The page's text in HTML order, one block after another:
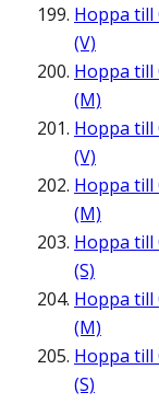
Hoppa till
(V)
Hoppa till
(M)
Hoppa till
(V)
Hoppa till
(M)
Hoppa till
(S)
Hoppa till
(M)
Hoppa till
(S)